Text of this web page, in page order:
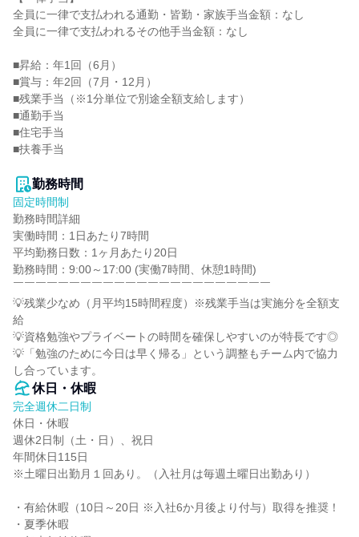
全員に一律で支払われる通勤・皆勤・家族手当金額：なし
全員に一律で支払われるその他手当金額：なし
■昇給：年1回（6月）
■賞与：年2回（7月・12月）
■残業手当（※1分単位で別途全額支給します）
■通勤手当
■住宅手当
■扶養手当
勤務時間
固定時間制
勤務時間詳細
実働時間：1日あたり7時間
平均勤務日数：1ヶ月あたり20日
勤務時間：9:00～17:00 (実働7時間、休憩1時間)
￣￣￣￣￣￣￣￣￣￣￣￣￣￣￣￣￣￣￣￣￣￣￣
💡残業少なめ（月平均15時間程度）※残業手当は実施分を全額支
給
💡資格勉強やプライベートの時間を確保しやすいのが特長です◎
💡「勉強のために今日は早く帰る」という調整もチーム内で協力
し合っています。
休日・休暇
完全週休二日制
休日・休暇
週休2日制（土・日）、祝日
年間休日115日
※土曜日出勤月１回あり。（入社月は毎週土曜日出勤あり）
・有給休暇（10日～20日 ※入社6か月後より付与）取得を推奨！
・夏季休暇